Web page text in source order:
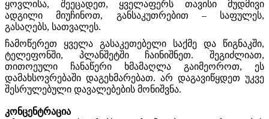
ყოვლისა, შეეცადეთ, ყველაფერს თავისი მუდმივი
ადგილი მიუჩინოთ, განსაკუთრებით – საფულეს,
გასაღებს, სათვალეს.
ჩამოწერეთ ყველა გასაკეთებელი საქმე და წიგნაკში,
ტელეფონში, პლანშეტში ჩაინიშნეთ. შეგიძლიათ,
თითოეული ჩანაწერი ხმამაღლა გაიმეოროთ, ეს
დამახსოვრებაში დაგეხმარებათ. არ დაგავიწყდეთ უკვე
შესრულებული დავალებების მონიშვნა.
კონცენტრაცია